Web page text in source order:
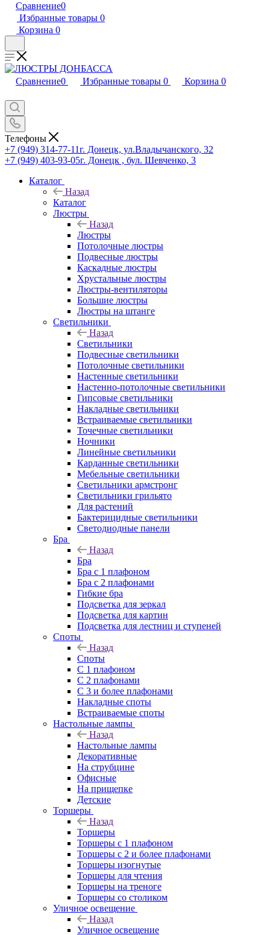
Сравнение0
Избранные товары 0
Корзина 0
Сравнение0 Избранные товары 0 Корзина 0
Телефоны
+7 (949) 314-77-11г. Донецк, ул.Владычанского, 32
+7 (949) 403-93-05г. Донецк , бул. Шевченко, 3
Каталог
Назад
Каталог
Люстры
Назад
Люстры
Потолочные люстры
Подвесные люстры
Каскадные люстры
Хрустальные люстры
Люстры-вентиляторы
Большие люстры
Люстры на штанге
Светильники
Назад
Светильники
Подвесные светильники
Потолочные светильники
Настенные светильники
Настенно-потолочные светильники
Гипсовые светильники
Накладные светильники
Встраиваемые светильники
Точечные светильники
Ночники
Линейные светильники
Карданные светильники
Мебельные светильники
Светильники армстронг
Светильники грильято
Для растений
Бактерицидные светильники
Светодиодные панели
Бра
Назад
Бра
Бра с 1 плафоном
Бра с 2 плафонами
Гибкие бра
Подсветка для зеркал
Подсветка для картин
Подсветка для лестниц и ступеней
Споты
Назад
Споты
С 1 плафоном
С 2 плафонами
С 3 и более плафонами
Накладные споты
Встраиваемые споты
Настольные лампы
Назад
Настольные лампы
Декоративные
На струбцине
Офисные
На прищепке
Детские
Торшеры
Назад
Торшеры
Торшеры с 1 плафоном
Торшеры с 2 и более плафонами
Торшеры изогнутые
Торшеры для чтения
Торшеры на треноге
Торшеры со столиком
Уличное освещение
Назад
Уличное освещение